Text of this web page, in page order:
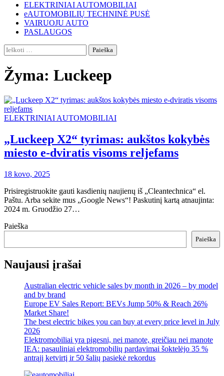
ELEKTRINIAI AUTOMOBILIAI
eAUTOMOBILIŲ TECHNINĖ PUSĖ
VAIRUOJU AUTO
PASLAUGOS
Ieškoti:
Žyma: Luckeep
ELEKTRINIAI AUTOMOBILIAI
„Luckeep X2“ tyrimas: aukštos kokybės
miesto e-dviratis visoms reljefams
18 kovo, 2025
Prisiregistruokite gauti kasdienių naujienų iš „Cleantechnica“ el.
Paštu. Arba sekite mus „Google News“! Paskutinį kartą atnaujinta:
2024 m. Gruodžio 27…
Paieška
Paieška
Naujausi įrašai
Australian electric vehicle sales by month in 2026 – by model
and by brand
Europe EV Sales Report: BEVs Jump 50% & Reach 26%
Market Share!
The best electric bikes you can buy at every price level in July
2026
Elektromobiliai yra pigesni, nei manote, greičiau nei manote
IEA: pasauliniai elektromobilių pardavimai šoktelėjo 35 %
antrąjį ketvirtį ir 50 šalių pasiekė rekordus